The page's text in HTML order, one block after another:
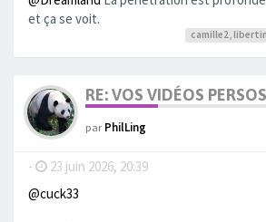
et ça se voit.
camille2,
RE: VOS VIDÉOS
parPhilLing
- 23 juin 2026, 20:39
@cuck33